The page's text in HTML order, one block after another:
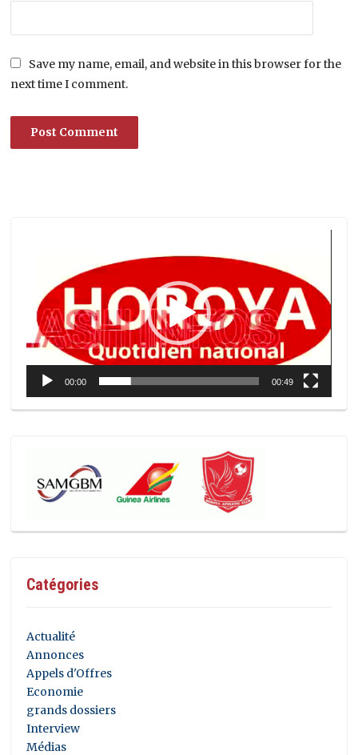
Save my name, email, and website in this browser for the
next time I comment.
00:00 00:49
Catégories
Actualité
Annonces
Appels d'Offres
Economie
grands dossiers
Interview
Médias